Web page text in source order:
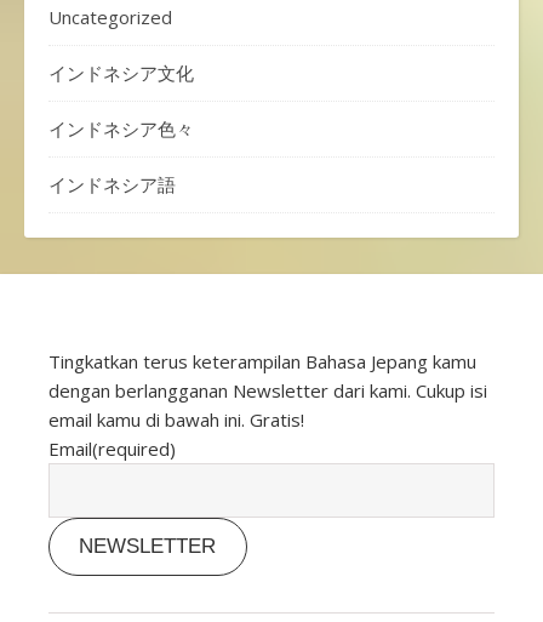
Uncategorized
インドネシア文化
インドネシア色々
インドネシア語
Tingkatkan terus keterampilan Bahasa Jepang kamu
dengan berlangganan Newsletter dari kami. Cukup isi
email kamu di bawah ini. Gratis!
Email(required)
NEWSLETTER